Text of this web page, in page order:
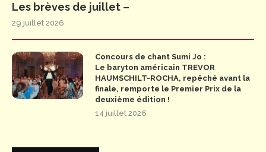
Les brèves de juillet –
29 juillet 2026
Concours de chant Sumi Jo :
Le baryton américain TREVOR
HAUMSCHILT-ROCHA, repêché avant la
finale, remporte le Premier Prix de la
deuxième édition !
14 juillet 2026